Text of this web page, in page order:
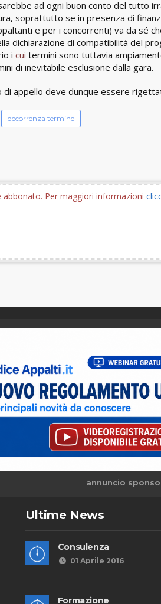
ad ogni buon conto del tutto
soprattutto se in presenza di
e per i concorrenti) va da sé
dichiarazione di compatibilità del
i cui termini sono tuttavia
di inevitabile esclusione dalla gara.
appello deve dunque essere
decorrenza termine
Per maggiori informazioni
annuncio
Ultime News
Consulenza
01 Aprile 2016
Formazione